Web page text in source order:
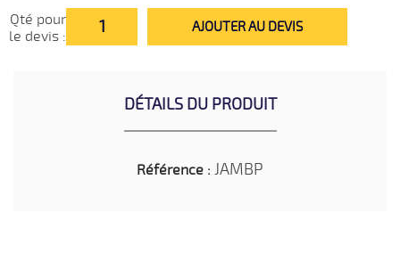
Qté pour
le devis :
AJOUTER AU DEVIS
DÉTAILS DU PRODUIT
Référence : JAMBP